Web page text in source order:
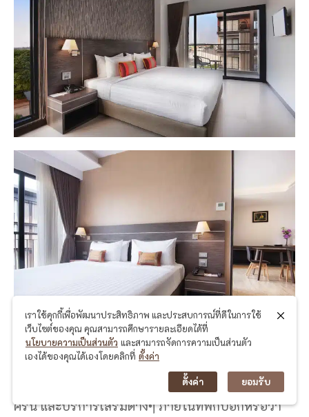
เป็นที่พักที่ออกแบบและตกแต่งได้สวยมาก มองเห็นวิว
เมืองจังหวัดหนองคาย มีสิ่งอำนวยความสะดวกครบ
ครัน และบริการเสริมต่างๆ ภายในที่พักบอกหรือว่า
เราใช้คุกกี้เพื่อพัฒนาประสิทธิภาพ และประสบการณ์ที่ดีในการใช้
เว็บไซต์ของคุณ คุณสามารถศึกษารายละเอียดได้ที่
นโยบายความเป็นส่วนตัว และสามารถจัดการความเป็นส่วนตัว
เองได้ของคุณได้เองโดยคลิกที่ ตั้งค่า
ตั้งค่า ยอมรับ